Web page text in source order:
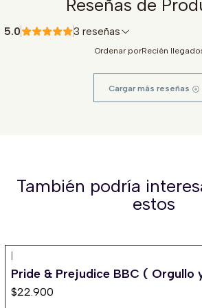
Reseñas de
5.0 3 reseñas
Ordenar porRecién
Cargar más reseñas
También podría
estos
Pride & Prejudice BBC ( Orgullo
$22.900